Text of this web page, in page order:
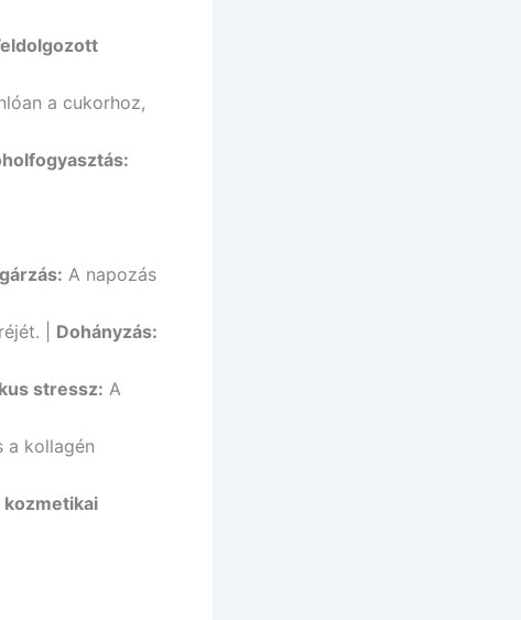
a cukorhoz,
A napozás
| Dohányzás:
stressz: A
a kollagén
kozmetikai